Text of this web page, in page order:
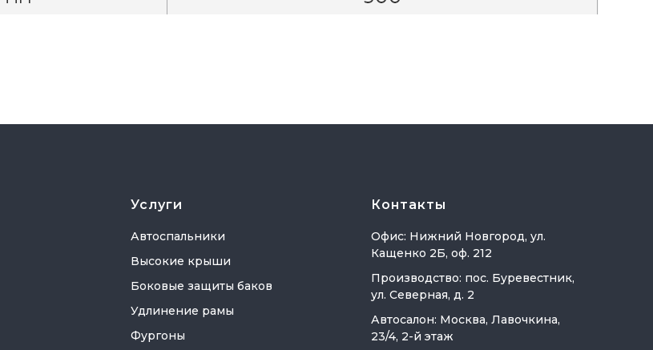
Услуги
Автоспальники
Высокие крыши
Боковые защиты баков
Удлинение рамы
Фургоны
Контакты
Офис: Нижний Новгород, ул.
Кащенко 2Б, оф. 212
Производство: пос. Буревестник,
ул. Северная, д. 2
Автосалон: Москва, Лавочкина,
23/4, 2-й этаж